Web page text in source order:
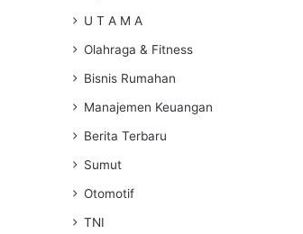
U T A M A
Olahraga & Fitness
Bisnis Rumahan
Manajemen Keuangan
Berita Terbaru
Sumut
Otomotif
TNI